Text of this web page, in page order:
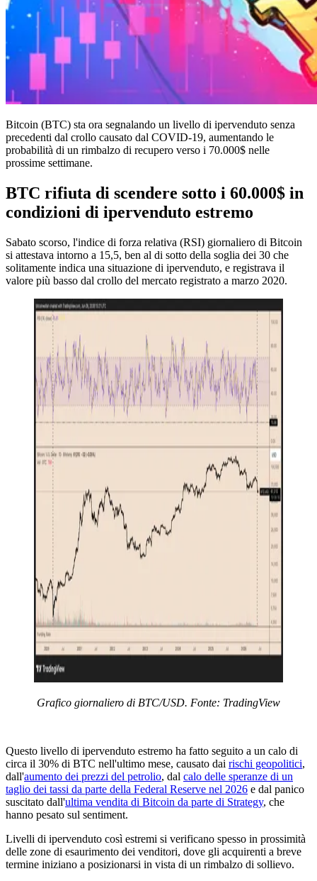
Bitcoin (BTC) sta ora segnalando un livello di ipervenduto senza
precedenti dal crollo causato dal COVID-19, aumentando le
probabilità di un rimbalzo di recupero verso i 70.000$ nelle
prossime settimane.
BTC rifiuta di scendere sotto i 60.000$ in
condizioni di ipervenduto estremo
Sabato scorso, l'indice di forza relativa (RSI) giornaliero di Bitcoin
si attestava intorno a 15,5, ben al di sotto della soglia dei 30 che
solitamente indica una situazione di ipervenduto, e registrava il
valore più basso dal crollo del mercato registrato a marzo 2020.
Grafico giornaliero di BTC/USD. Fonte: TradingView
Questo livello di ipervenduto estremo ha fatto seguito a un calo di
circa il 30% di BTC nell'ultimo mese, causato dai rischi geopolitici,
dall'aumento dei prezzi del petrolio, dal calo delle speranze di un
taglio dei tassi da parte della Federal Reserve nel 2026 e dal panico
suscitato dall'ultima vendita di Bitcoin da parte di Strategy, che
hanno pesato sul sentiment.
Livelli di ipervenduto così estremi si verificano spesso in prossimità
delle zone di esaurimento dei venditori, dove gli acquirenti a breve
termine iniziano a posizionarsi in vista di un rimbalzo di sollievo.